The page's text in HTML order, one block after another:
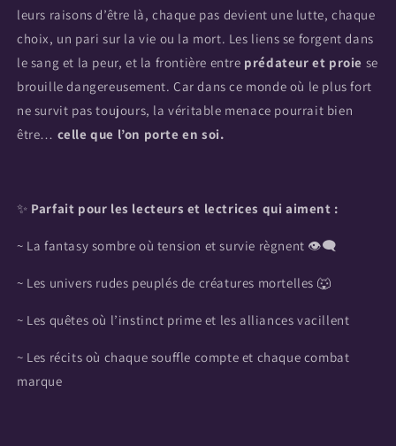
leurs raisons d’être là, chaque pas devient une lutte, chaque
choix, un pari sur la vie ou la mort. Les liens se forgent dans
le sang et la peur, et la frontière entre prédateur et proie se
brouille dangereusement. Car dans ce monde où le plus fort
ne survit pas toujours, la véritable menace pourrait bien
être… celle que l’on porte en soi.
✨ Parfait pour les lecteurs et lectrices qui aiment :
~ La fantasy sombre où tension et survie règnent 👁️🗨️
~ Les univers rudes peuplés de créatures mortelles 🐺
~ Les quêtes où l’instinct prime et les alliances vacillent
~ Les récits où chaque souffle compte et chaque combat
marque